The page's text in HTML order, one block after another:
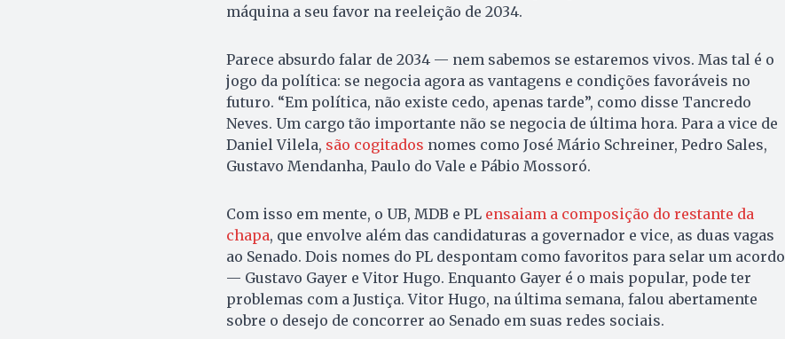
máquina a seu favor na reeleição de 2034.
Parece absurdo falar de 2034 — nem sabemos se estaremos vivos. Mas tal é o
jogo da política: se negocia agora as vantagens e condições favoráveis no
futuro. “Em política, não existe cedo, apenas tarde”, como disse Tancredo
Neves. Um cargo tão importante não se negocia de última hora. Para a vice de
Daniel Vilela, são cogitados nomes como José Mário Schreiner, Pedro Sales,
Gustavo Mendanha, Paulo do Vale e Pábio Mossoró.
Com isso em mente, o UB, MDB e PL ensaiam a composição do restante da
chapa, que envolve além das candidaturas a governador e vice, as duas vagas
ao Senado. Dois nomes do PL despontam como favoritos para selar um acordo
— Gustavo Gayer e Vitor Hugo. Enquanto Gayer é o mais popular, pode ter
problemas com a Justiça. Vitor Hugo, na última semana, falou abertamente
sobre o desejo de concorrer ao Senado em suas redes sociais.